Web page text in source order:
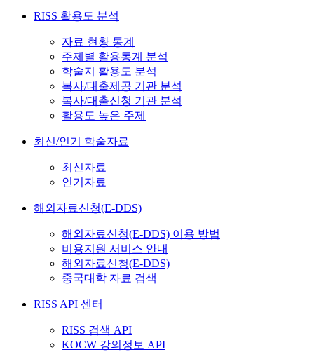
RISS 활용도 분석
자료 현황 통계
주제별 활용통계 분석
학술지 활용도 분석
복사/대출제공 기관 분석
복사/대출신청 기관 분석
활용도 높은 주제
최신/인기 학술자료
최신자료
인기자료
해외자료신청(E-DDS)
해외자료신청(E-DDS) 이용 방법
비용지원 서비스 안내
해외자료신청(E-DDS)
중국대학 자료 검색
RISS API 센터
RISS 검색 API
KOCW 강의정보 API